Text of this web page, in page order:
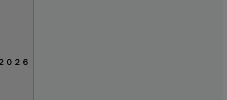
０２６